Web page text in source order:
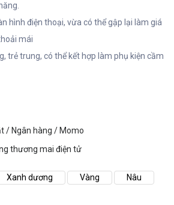
hình điện thoại, vừa có thể gập lại làm giá
mái
trẻ trung, có thể kết hợp làm phụ kiện cầm
/ Ngân hàng / Momo
thương mai điện tử
Xanh dương Vàng
Nâu